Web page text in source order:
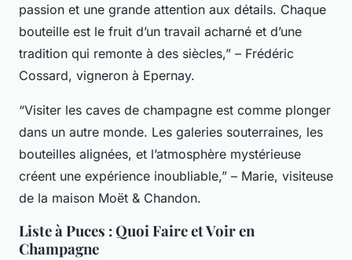
passion et une grande attention aux détails. Chaque
bouteille est le fruit d’un travail acharné et d’une
tradition qui remonte à des siècles,” – Frédéric
Cossard, vigneron à Epernay.
“Visiter les caves de champagne est comme plonger
dans un autre monde. Les galeries souterraines, les
bouteilles alignées, et l’atmosphère mystérieuse
créent une expérience inoubliable,” – Marie, visiteuse
de la maison Moët & Chandon.
Liste à Puces : Quoi Faire et Voir en
Champagne